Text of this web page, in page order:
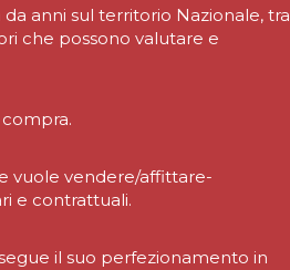
anni sul territorio Nazionale, tra
che possono valutare e
vuole vendere/affittare-
e contrattuali.
il suo perfezionamento in